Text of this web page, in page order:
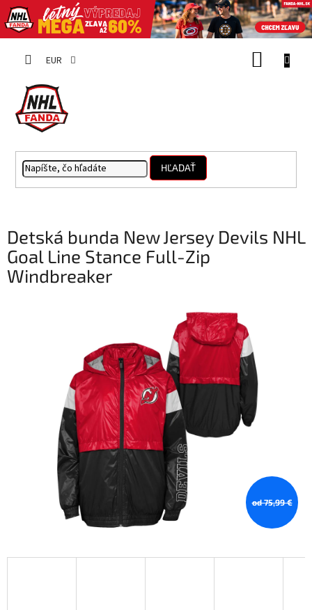
EUR
HĽADAŤ
Detská bunda New Jersey Devils NHL
Goal Line Stance Full-Zip
Windbreaker
od 75,99 €